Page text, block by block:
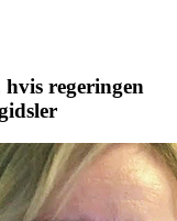
regeringen